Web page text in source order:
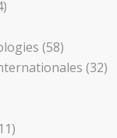
(58)
(32)